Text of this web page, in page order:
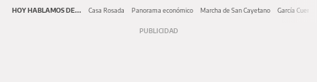
HOY HABLAMOS DE... Casa Rosada Panorama económico Marcha de San Cayetano García Cuerva